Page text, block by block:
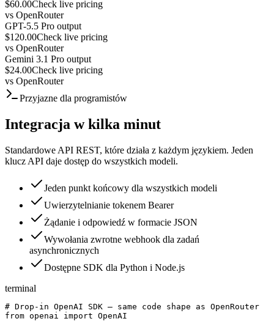
$60.00Check live pricing
vs OpenRouter
GPT-5.5 Pro output
$120.00Check live pricing
vs OpenRouter
Gemini 3.1 Pro output
$24.00Check live pricing
vs OpenRouter
Przyjazne dla programistów
Integracja w kilka minut
Standardowe API REST, które działa z każdym językiem. Jeden
klucz API daje dostęp do wszystkich modeli.
Jeden punkt końcowy dla wszystkich modeli
Uwierzytelnianie tokenem Bearer
Żądanie i odpowiedź w formacie JSON
Wywołania zwrotne webhook dla zadań
asynchronicznych
Dostępne SDK dla Python i Node.js
terminal
# Drop-in OpenAI SDK — same code shape as OpenRouter
from openai import OpenAI